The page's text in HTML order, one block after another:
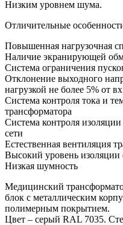
Низким уровнем шума.
Отличительные
Повышенная нагрузочная
Наличие экранирующей
Система ограничения
Отклонение выходного
нагрузкой не более 5% от
Система контроля тока и
трансформатора
Система контроля
сети
Естественная вентиляция
Высокий уровень изоляции
Низкая шумность
Медицинский
блок с металлическим
полимерным покрытием.
Цвет – серый RAL 7035.